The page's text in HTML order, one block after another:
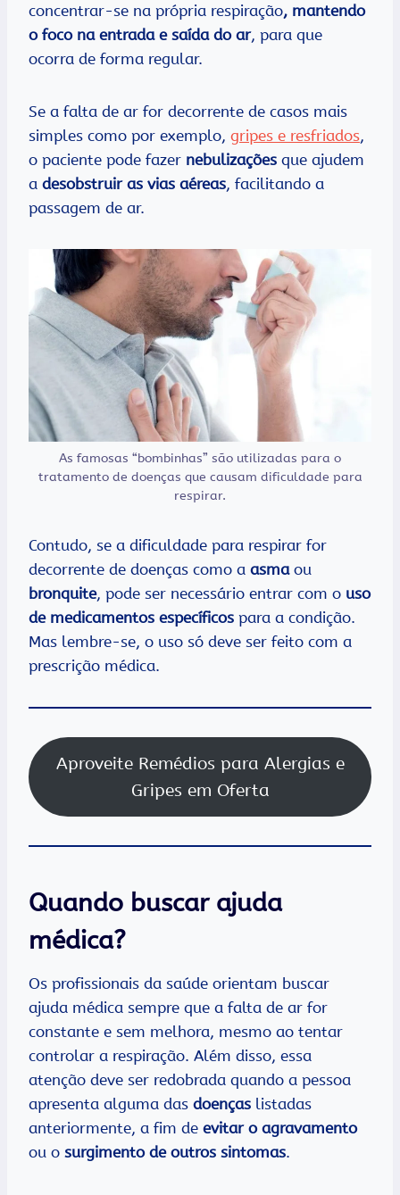
concentrar-se na própria respiração, mantendo
o foco na entrada e saída do ar, para que
ocorra de forma regular.
Se a falta de ar for decorrente de casos mais
simples como por exemplo, gripes e resfriados,
o paciente pode fazer nebulizações que ajudem
a desobstruir as vias aéreas, facilitando a
passagem de ar.
As famosas “bombinhas” são utilizadas para o
tratamento de doenças que causam dificuldade para
respirar.
Contudo, se a dificuldade para respirar for
decorrente de doenças como a asma ou
bronquite, pode ser necessário entrar com o uso
de medicamentos específicos para a condição.
Mas lembre-se, o uso só deve ser feito com a
prescrição médica.
Aproveite Remédios para Alergias e
Gripes em Oferta
Quando buscar ajuda
médica?
Os profissionais da saúde orientam buscar
ajuda médica sempre que a falta de ar for
constante e sem melhora, mesmo ao tentar
controlar a respiração. Além disso, essa
atenção deve ser redobrada quando a pessoa
apresenta alguma das doenças listadas
anteriormente, a fim de evitar o agravamento
ou o surgimento de outros sintomas.